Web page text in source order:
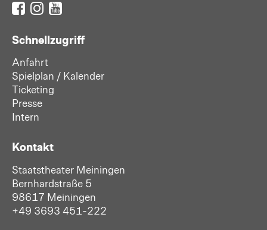
Schnellzugriff
Anfahrt
Spielplan / Kalender
Ticketing
Presse
Intern
Kontakt
Staatstheater Meiningen
Bernhardstraße 5
98617 Meiningen
+49 3693 451-222